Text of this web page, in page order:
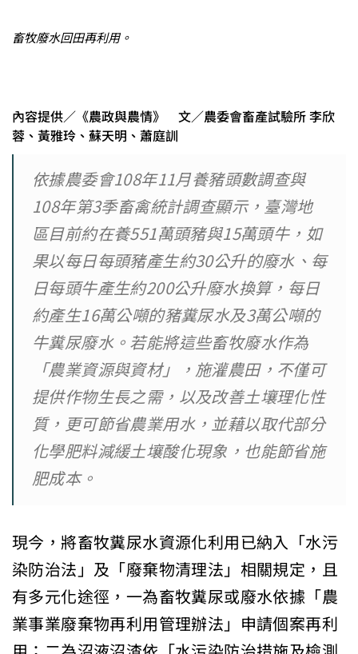
畜牧廢水回田再利用。
內容提供／《農政與農情》 文／農委會畜產試驗所 李欣
蓉、黃雅玲、蘇天明、蕭庭訓
依據農委會108年11月養豬頭數調查與
108年第3季畜禽統計調查顯示，臺灣地
區目前約在養551萬頭豬與15萬頭牛，如
果以每日每頭豬產生約30公升的廢水、每
日每頭牛產生約200公升廢水換算，每日
約產生16萬公噸的豬糞尿水及3萬公噸的
牛糞尿廢水。若能將這些畜牧廢水作為
「農業資源與資材」，施灌農田，不僅可
提供作物生長之需，以及改善土壤理化性
質，更可節省農業用水，並藉以取代部分
化學肥料減緩土壤酸化現象，也能節省施
肥成本。
現今，將畜牧糞尿水資源化利用已納入「水污
染防治法」及「廢棄物清理法」相關規定，且
有多元化途徑，一為畜牧糞尿或廢水依據「農
業事業廢棄物再利用管理辦法」申請個案再利